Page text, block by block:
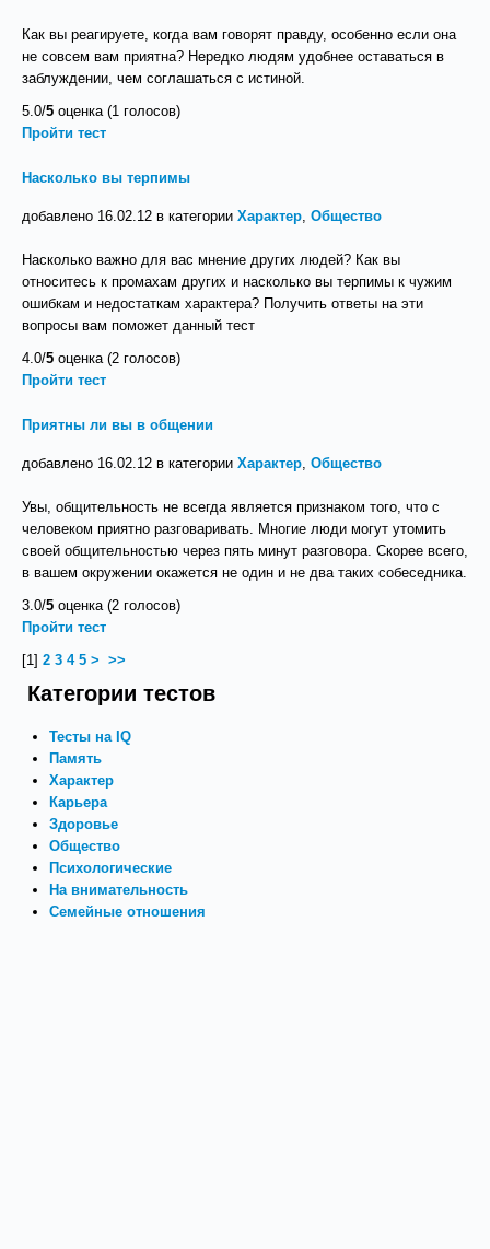
Как вы реагируете, когда вам говорят правду, особенно если она
не совсем вам приятна? Нередко людям удобнее оставаться в
заблуждении, чем соглашаться с истиной.
5.0/5 оценка (1 голосов)
Пройти тест
Насколько вы терпимы
добавлено 16.02.12 в категории Характер, Общество
Насколько важно для вас мнение других людей? Как вы
относитесь к промахам других и насколько вы терпимы к чужим
ошибкам и недостаткам характера? Получить ответы на эти
вопросы вам поможет данный тест
4.0/5 оценка (2 голосов)
Пройти тест
Приятны ли вы в общении
добавлено 16.02.12 в категории Характер, Общество
Увы, общительность не всегда является признаком того, что с
человеком приятно разговаривать. Многие люди могут утомить
своей общительностью через пять минут разговора. Скорее всего,
в вашем окружении окажется не один и не два таких собеседника.
3.0/5 оценка (2 голосов)
Пройти тест
[1] 2 3 4 5 > >>
Категории тестов
Тесты на IQ
Память
Характер
Карьера
Здоровье
Общество
Психологические
На внимательность
Семейные отношения